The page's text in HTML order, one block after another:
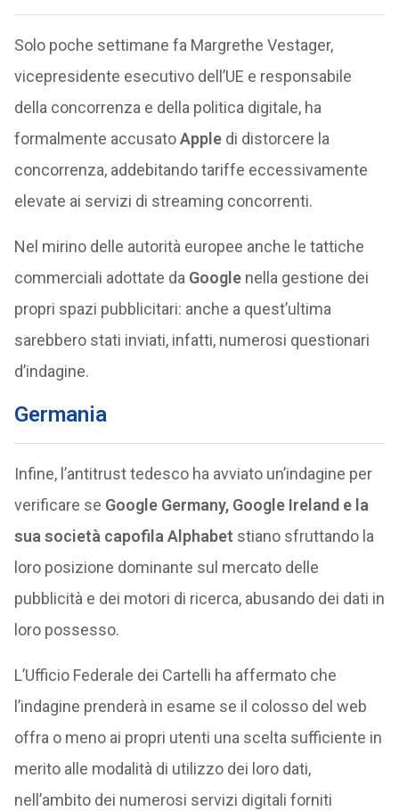
Solo poche settimane fa Margrethe Vestager,
vicepresidente esecutivo dell’UE e responsabile
della concorrenza e della politica digitale, ha
formalmente accusatoAppledi distorcere la
concorrenza, addebitando tariffe eccessivamente
elevate ai servizi di streaming concorrenti.
Nel mirino delle autorità europee anche le tattiche
commerciali adottate da Googlenella gestione dei
propri spazi pubblicitari: anche a quest’ultima
sarebbero stati inviati, infatti, numerosi questionari
d’indagine.
Germania
Infine, l’antitrust tedesco ha avviato un’indagine per
verificare se Google Germany, Google Ireland e la
sua società capofila Alphabet stiano sfruttando la
loro posizione dominante sul mercato delle
pubblicità e dei motori di ricerca, abusando dei dati in
loro possesso.
L’Ufficio Federale dei Cartelli ha affermato che
l’indagine prenderà in esame se il colosso del web
offra o meno ai propri utenti una scelta sufficiente in
merito alle modalità di utilizzo dei loro dati,
nell’ambito dei numerosi servizi digitali forniti